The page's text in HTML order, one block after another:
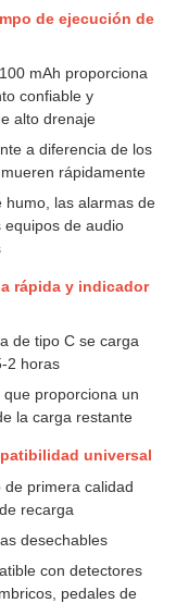
de ejecución de
mAh proporciona
confiable y
alto drenaje
a diferencia de los
rápidamente
humo, las alarmas de
equipos de audio
rápida y indicador
de tipo C se carga
2 horas
proporciona un
la carga restante
universal
de primera calidad
recarga
desechables
con detectores
pedales de